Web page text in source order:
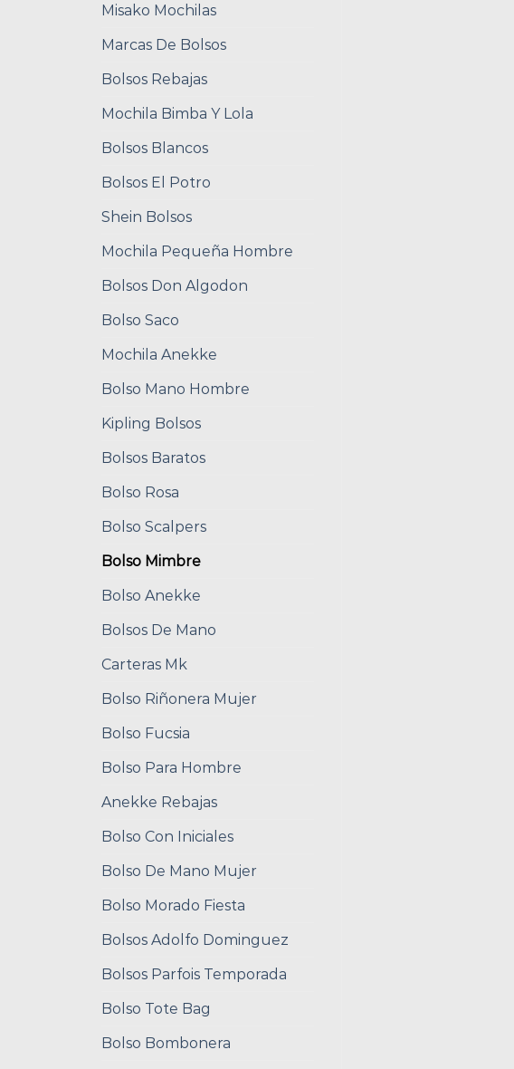
Misako Mochilas
Marcas De Bolsos
Bolsos Rebajas
Mochila Bimba Y Lola
Bolsos Blancos
Bolsos El Potro
Shein Bolsos
Mochila Pequeña Hombre
Bolsos Don Algodon
Bolso Saco
Mochila Anekke
Bolso Mano Hombre
Kipling Bolsos
Bolsos Baratos
Bolso Rosa
Bolso Scalpers
Bolso Mimbre
Bolso Anekke
Bolsos De Mano
Carteras Mk
Bolso Riñonera Mujer
Bolso Fucsia
Bolso Para Hombre
Anekke Rebajas
Bolso Con Iniciales
Bolso De Mano Mujer
Bolso Morado Fiesta
Bolsos Adolfo Dominguez
Bolsos Parfois Temporada
Bolso Tote Bag
Bolso Bombonera